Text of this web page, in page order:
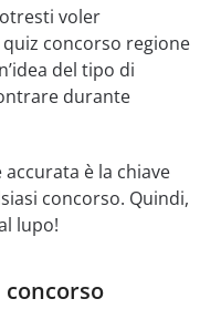
voler
concorso regione
del tipo di
durante
è la chiave
concorso. Quindi,
lupo!